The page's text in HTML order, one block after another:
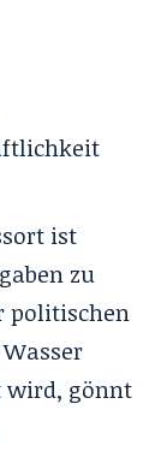
ist
zu
politischen
wird, gönnt